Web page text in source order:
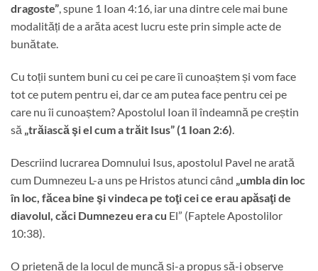
dragoste”, spune 1 Ioan 4:16, iar una dintre cele mai bune
modalități de a arăta acest lucru este prin simple acte de
bunătate.
Cu toții suntem buni cu cei pe care îi cunoaștem și vom face
tot ce putem pentru ei, dar ce am putea face pentru cei pe
care nu îi cunoaștem? Apostolul Ioan îl îndeamnă pe creștin
să „trăiască şi el cum a trăit Isus” (1 Ioan 2:6).
Descriind lucrarea Domnului Isus, apostolul Pavel ne arată
cum Dumnezeu L-a uns pe Hristos atunci când „umbla din loc
în loc, făcea bine şi vindeca pe toţi cei ce erau apăsaţi de
diavolul, căci Dumnezeu era cu El” (Faptele Apostolilor
10:38).
O prietenă de la locul de muncă și-a propus să-i observe